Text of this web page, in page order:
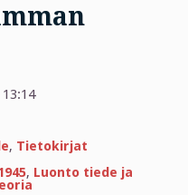
13:14
, Tietokirjat
, Luonto tiede ja